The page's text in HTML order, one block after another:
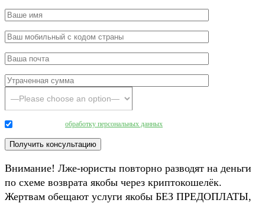
обработку персональных данных
Внимание! Лже-юристы повторно разводят на деньги
по схеме возврата якобы через криптокошелёк.
Жертвам обещают услуги якобы БЕЗ ПРЕДОПЛАТЫ,